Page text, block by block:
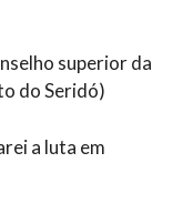
superior da
do Seridó)
a luta em